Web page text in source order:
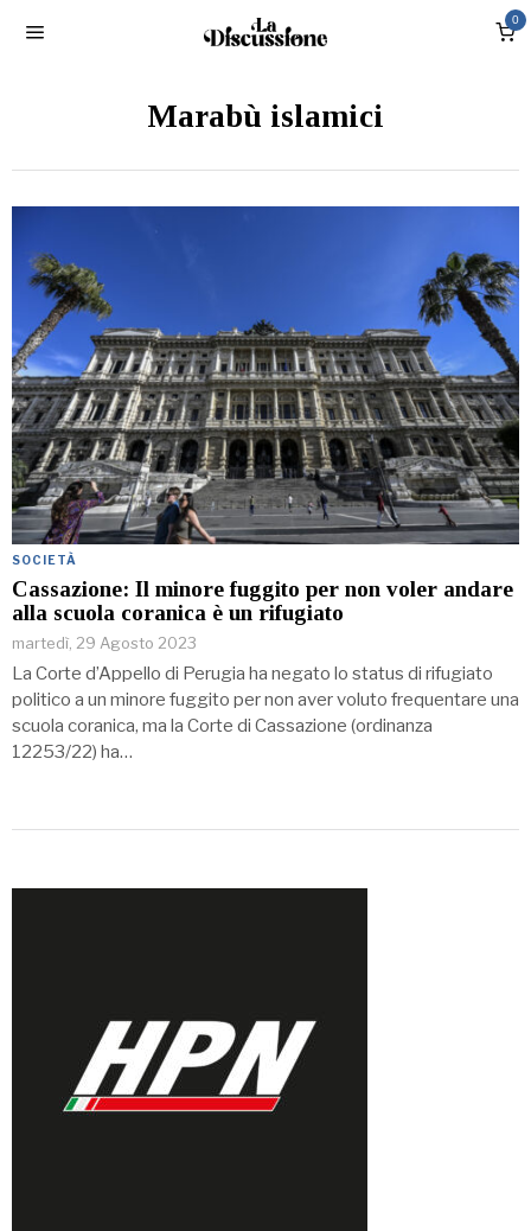
0
Marabù islamici
SOCIETÀ
Cassazione: Il minore fuggito per non voler andare
alla scuola coranica è un rifugiato
martedì, 29 Agosto 2023
La Corte d’Appello di Perugia ha negato lo status di rifugiato
politico a un minore fuggito per non aver voluto frequentare una
scuola coranica, ma la Corte di Cassazione (ordinanza
12253/22) ha…